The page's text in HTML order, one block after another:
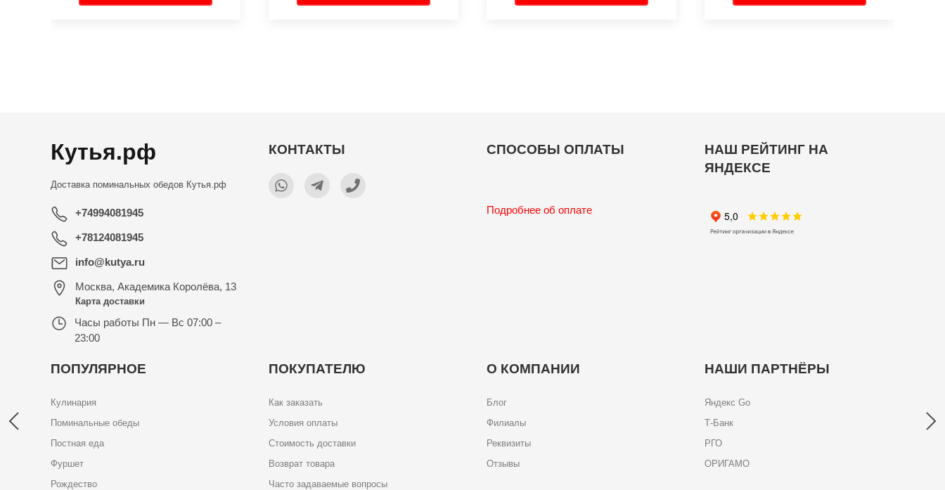
Кутья.рф
Доставка поминальных обедов Кутья.рф
+74994081945
+78124081945
info@kutya.ru
Москва, Академика Королёва, 13
Карта доставки
Часы работы Пн — Вс 07:00 –
23:00
КОНТАКТЫ СПОСОБЫ ОПЛАТЫ
Подробнее об оплате
НАШ РЕЙТИНГ НА
ЯНДЕКСЕ
ПОПУЛЯРНОЕ
Кулинария
Поминальные обеды
Постная еда
Фуршет
Рождество
ПОКУПАТЕЛЮ
Как заказать
Условия оплаты
Стоимость доставки
Возврат товара
Часто задаваемые вопросы
О КОМПАНИИ
Блог
Филиалы
Реквизиты
Отзывы
НАШИ ПАРТНЁРЫ
Яндекс Go
Т-Банк
РГО
ОРИГАМО